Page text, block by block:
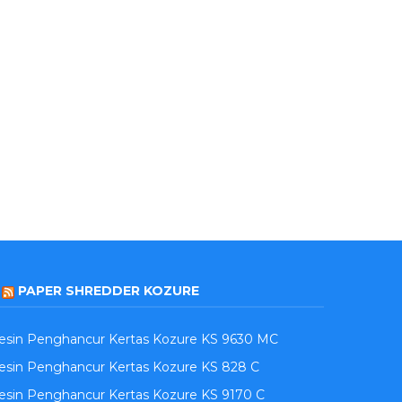
PAPER SHREDDER KOZURE
Penghancur Kertas Kozure KS 9630 MC
Penghancur Kertas Kozure KS 828 C
Penghancur Kertas Kozure KS 9170 C